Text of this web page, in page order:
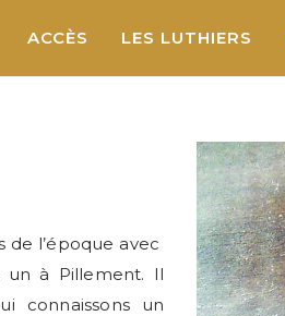
ACCÈS LES LUTHIERS
de l’époque avec
un à Pillement. Il
connaissons un